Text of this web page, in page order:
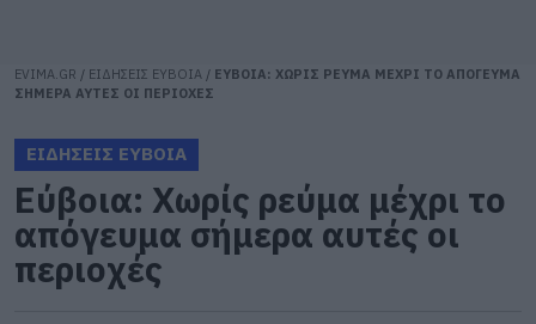
EVIMA.GR / ΕΙΔΗΣΕΙΣ ΕΥΒΟΙΑ / ΕΥΒΟΙΑ: ΧΩΡΙΣ ΡΕΥΜΑ ΜΕΧΡΙ ΤΟ ΑΠΟΓΕΥΜΑ
ΣΗΜΕΡΑ ΑΥΤΕΣ ΟΙ ΠΕΡΙΟΧΕΣ
ΕΙΔΗΣΕΙΣ ΕΥΒΟΙΑ
Εύβοια: Χωρίς ρεύμα μέχρι το
απόγευμα σήμερα αυτές οι
περιοχές